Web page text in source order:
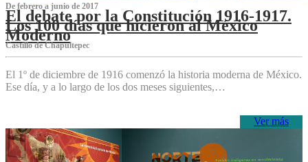
De febrero a junio de 2017
El debate por la Constitución 1916-1917.
Los 100 días que hicieron al México
Moderno
Castillo de Chapultepec
El 1º de diciembre de 1916 comenzó la historia moderna de México.
Ese día, y a lo largo de los dos meses siguientes,…
Ver más